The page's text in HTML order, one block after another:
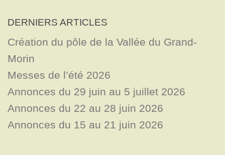
DERNIERS ARTICLES
Création du pôle de la Vallée du Grand-
Morin
Messes de l’été 2026
Annonces du 29 juin au 5 juillet 2026
Annonces du 22 au 28 juin 2026
Annonces du 15 au 21 juin 2026